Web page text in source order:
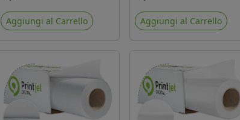
glassine siliconata da 72 gr.
Durata 3 anni, ideale per
Preferiti
Aggiungi al Carrello
carta kraft da 90gr. Durata 3
anni, dotata di filtro uv, idonea
Preferiti
Aggiungi al Carrello